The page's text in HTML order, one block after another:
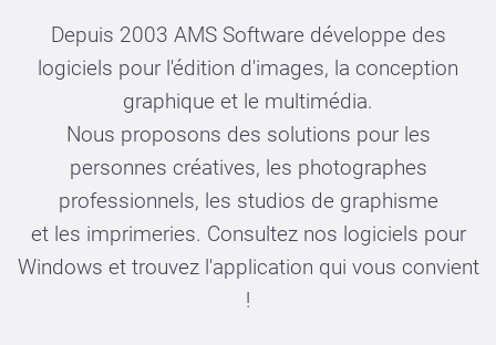
Depuis 2003 AMS Software développe des
logiciels pour l'édition d'images, la conception
graphique et le multimédia.
Nous proposons des solutions pour les
personnes créatives, les photographes
professionnels, les studios de graphisme
et les imprimeries. Consultez nos logiciels pour
Windows et trouvez l'application qui vous convient
!